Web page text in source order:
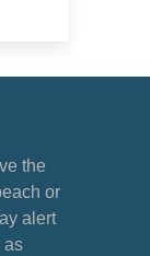
the
or
alert
as